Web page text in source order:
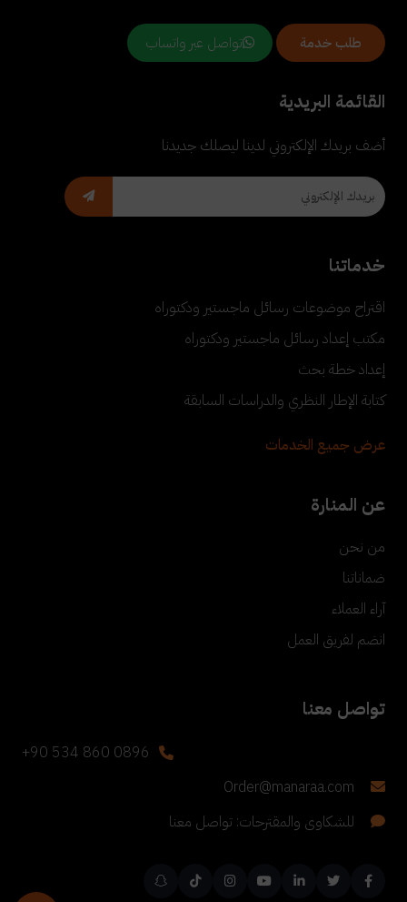
طلب خدمة تواصل عبر واتساب
القائمة البريدية
أضف بريدك الإلكتروني لدينا ليصلك جديدنا
خدماتنا
اقتراح موضوعات رسائل ماجستير ودكتوراه
مكتب إعداد رسائل ماجستير ودكتوراه
إعداد خطة بحث
كتابة الإطار النظري والدراسات السابقة
عرض جميع الخدمات
عن المنارة
من نحن
ضماناتنا
آراء العملاء
انضم لفريق العمل
تواصل معنا
+90 534 860 0896
Order@manaraa.com
للشكاوى والمقترحات: تواصل معنا